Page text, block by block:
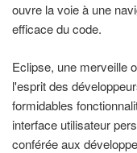
ouvre la voie à une
efficace du code.
Eclipse, une merveille
l'esprit des
formidables
interface utilisateur
conférée aux